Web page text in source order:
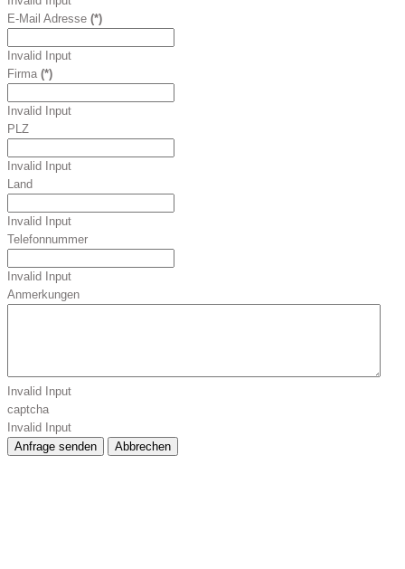
E-Mail Adresse (*)
Invalid Input
Firma (*)
Invalid Input
PLZ
Invalid Input
Land
Invalid Input
Telefonnummer
Invalid Input
Anmerkungen
Invalid Input
captcha
Invalid Input
Anfrage senden
Abbrechen